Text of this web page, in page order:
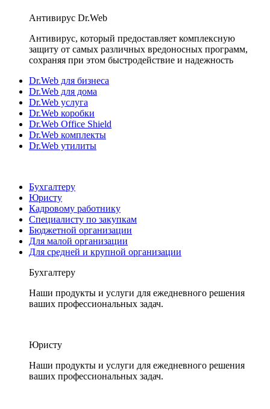
Антивирус Dr.Web
Антивирус, который предоставляет комплексную
защиту от самых различных вредоносных программ,
сохраняя при этом быстродействие и надежность
Dr.Web для бизнеса
Dr.Web для дома
Dr.Web услуга
Dr.Web коробки
Dr.Web Office Shield
Dr.Web комплекты
Dr.Web утилиты
Бухгалтеру
Юристу
Кадровому работнику
Специалисту по закупкам
Бюджетной организации
Для малой организации
Для средней и крупной организации
Бухгалтеру
Наши продукты и услуги для ежедневного решения
ваших профессиональных задач.
Юристу
Наши продукты и услуги для ежедневного решения
ваших профессиональных задач.